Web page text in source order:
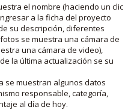
el nombre (haciendo un clic
a la ficha del proyecto
su descripción, diferentes
se muestra una cámara de
una cámara de video),
la última actualización se su
se muestran algunos datos
responsable, categoría,
al día de hoy.